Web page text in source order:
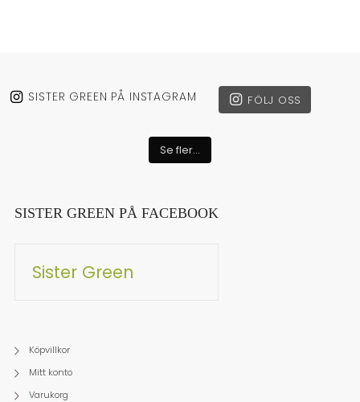
SISTER GREEN PÅ INSTAGRAM FÖLJ OSS
Se fler...
SISTER GREEN PÅ FACEBOOK
Sister Green
Köpvillkor
Mitt konto
Varukorg